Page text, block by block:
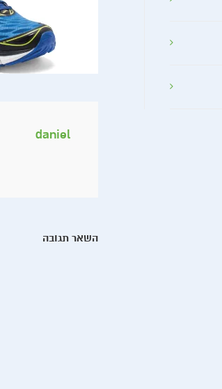
daniel
השאר תגובה